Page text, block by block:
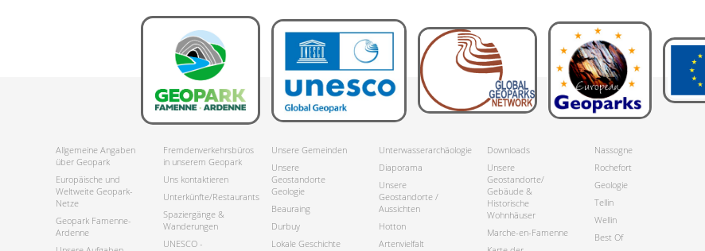
Allgemeine Angaben
über Geopark
Europäische und
Weltweite Geopark-
Netze
Geopark Famenne-
Ardenne
Fremdenverkehrsbüros
in unserem Geopark
Uns kontaktieren
Unterkünfte/Restaurants
Spaziergänge &
Wanderungen
UNESCO -
Unsere Gemeinden
Unsere
Geostandorte
Geologie
Beauraing
Durbuy
Lokale Geschichte
Unterwasserarchäologie
Diaporama
Unsere
Geostandorte /
Aussichten
Hotton
Artenvielfalt
Downloads
Unsere
Geostandorte/
Gebäude &
Historische
Wohnhäuser
Marche-en-Famenne
Nassogne
Rochefort
Geologie
Tellin
Wellin
Best Of